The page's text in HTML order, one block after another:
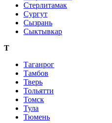
Стерлитамак
Сургут
Сызрань
Сыктывкар
Т
Таганрог
Тамбов
Тверь
Тольятти
Томск
Тула
Тюмень